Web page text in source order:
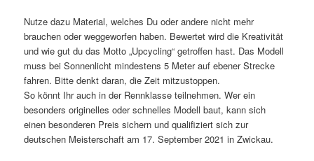
Nutze dazu Material, welches Du oder andere nicht mehr
brauchen oder weggeworfen haben. Bewertet wird die Kreativität
und wie gut du das Motto „Upcycling“ getroffen hast. Das Modell
muss bei Sonnenlicht mindestens 5 Meter auf ebener Strecke
fahren. Bitte denkt daran, die Zeit mitzustoppen.
So könnt Ihr auch in der Rennklasse teilnehmen. Wer ein
besonders originelles oder schnelles Modell baut, kann sich
einen besonderen Preis sichern und qualifiziert sich zur
deutschen Meisterschaft am 17. September 2021 in Zwickau.